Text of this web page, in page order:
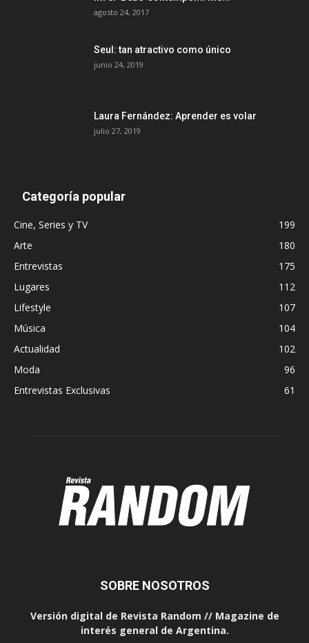
agosto 24, 2017
Seul: tan atractivo como único
junio 24, 2019
Laura Fernández: Aprender es volar
julio 27, 2019
Categoría popular
Cine, Series y TV
199
Arte
180
Entrevistas
175
Lugares
112
Lifestyle
107
Música
104
Actualidad
102
Moda
96
Entrevistas Exclusivas
61
SOBRE NOSOTROS
Versión digital de Revista Random // Magazine de
interés general de Argentina.